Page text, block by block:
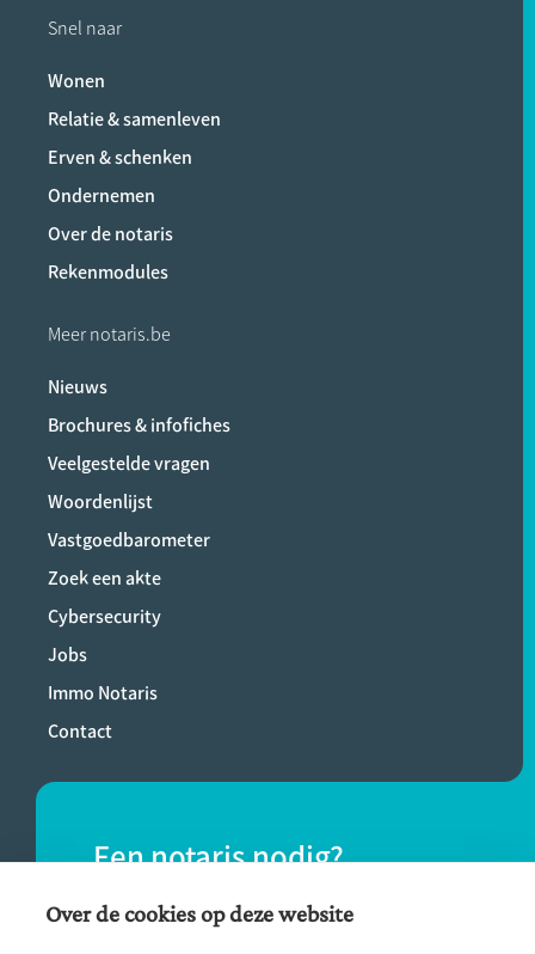
Snel naar
Wonen
Relatie & samenleven
Erven & schenken
Ondernemen
Over de notaris
Rekenmodules
Meer notaris.be
Nieuws
Brochures & infofiches
Veelgestelde vragen
Woordenlijst
Vastgoedbarometer
Zoek een akte
Cybersecurity
Jobs
Immo Notaris
Contact
Een notaris nodig?
Vind eenvoudig een notaris bij jou in de
Over de cookies op deze website